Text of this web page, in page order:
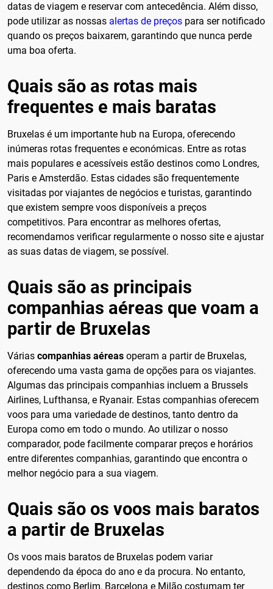
datas de viagem e reservar com antecedência. Além disso,
pode utilizar as nossas alertas de preços para ser notificado
quando os preços baixarem, garantindo que nunca perde
uma boa oferta.
Quais são as rotas mais
frequentes e mais baratas
Bruxelas é um importante hub na Europa, oferecendo
inúmeras rotas frequentes e económicas. Entre as rotas
mais populares e acessíveis estão destinos como Londres,
Paris e Amsterdão. Estas cidades são frequentemente
visitadas por viajantes de negócios e turistas, garantindo
que existem sempre voos disponíveis a preços
competitivos. Para encontrar as melhores ofertas,
recomendamos verificar regularmente o nosso site e ajustar
as suas datas de viagem, se possível.
Quais são as principais
companhias aéreas que voam a
partir de Bruxelas
Várias companhias aéreas operam a partir de Bruxelas,
oferecendo uma vasta gama de opções para os viajantes.
Algumas das principais companhias incluem a Brussels
Airlines, Lufthansa, e Ryanair. Estas companhias oferecem
voos para uma variedade de destinos, tanto dentro da
Europa como em todo o mundo. Ao utilizar o nosso
comparador, pode facilmente comparar preços e horários
entre diferentes companhias, garantindo que encontra o
melhor negócio para a sua viagem.
Quais são os voos mais baratos
a partir de Bruxelas
Os voos mais baratos de Bruxelas podem variar
dependendo da época do ano e da procura. No entanto,
destinos como Berlim, Barcelona e Milão costumam ter